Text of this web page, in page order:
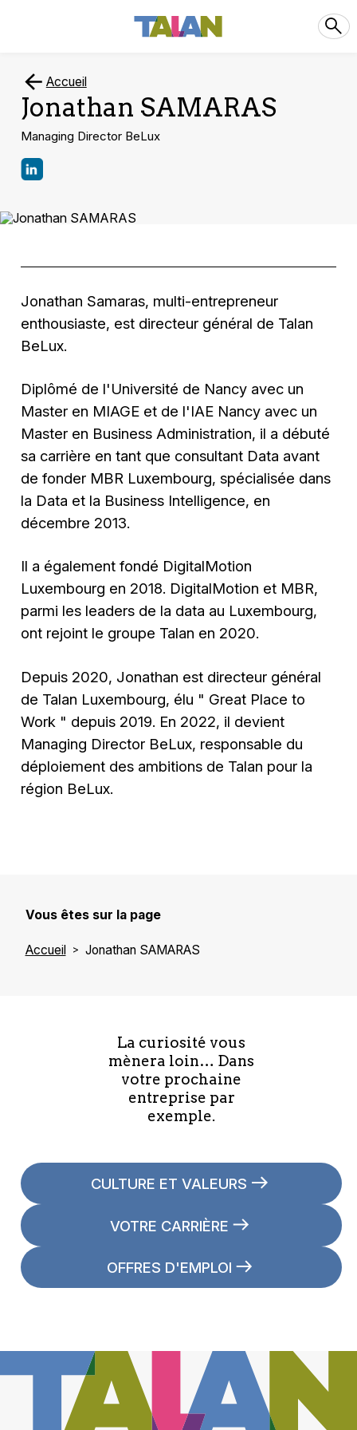
Accueil
Jonathan SAMARAS
Managing Director BeLux
Jonathan Samaras, multi-entrepreneur
enthousiaste, est directeur général de Talan
BeLux.
Diplômé de l'Université de Nancy avec un
Master en MIAGE et de l'IAE Nancy avec un
Master en Business Administration, il a débuté
sa carrière en tant que consultant Data avant
de fonder MBR Luxembourg, spécialisée dans
la Data et la Business Intelligence, en
décembre 2013.
Il a également fondé DigitalMotion
Luxembourg en 2018. DigitalMotion et MBR,
parmi les leaders de la data au Luxembourg,
ont rejoint le groupe Talan en 2020.
Depuis 2020, Jonathan est directeur général
de Talan Luxembourg, élu " Great Place to
Work " depuis 2019. En 2022, il devient
Managing Director BeLux, responsable du
déploiement des ambitions de Talan pour la
région BeLux.
Vous êtes sur la page
Accueil Jonathan SAMARAS
La curiosité vous
mènera loin… Dans
votre prochaine
entreprise par
exemple.
CULTURE ET VALEURS
VOTRE CARRIÈRE
OFFRES D'EMPLOI